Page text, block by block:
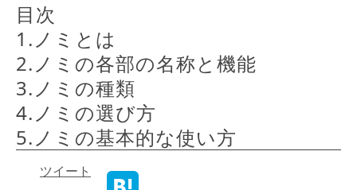
目次
1.ノミとは
2.ノミの各部の名称と機能
3.ノミの種類
4.ノミの選び方
5.ノミの基本的な使い方
ツイート